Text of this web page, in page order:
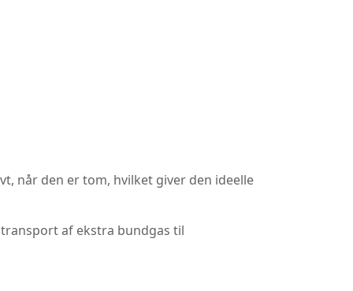
når den er tom, hvilket giver den ideelle
af ekstra bundgas til